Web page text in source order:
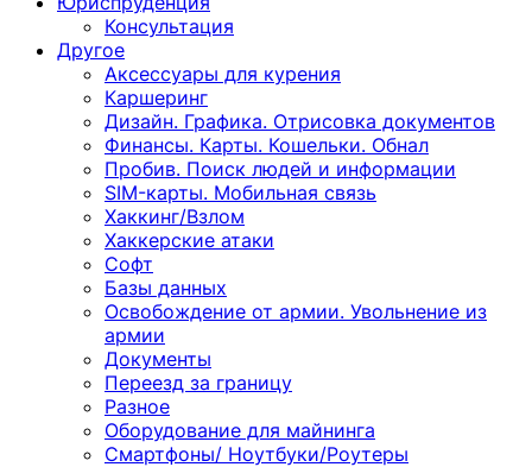
Консультация
Другoе
Аксессуары для курения
Каршеринг
Дизайн. Графика. Отрисовка документов
Финансы. Карты. Кошельки. Обнал
Пробив. Поиск людей и информации
SIM-карты. Мобильная связь
Хаккинг/Взлом
Хаккерские атаки
Софт
Базы данных
Освобождение от армии. Увольнение из
армии
Документы
Переезд за границу
Разное
Оборудование для майнинга
Смартфоны/ Ноутбуки/Роутеры